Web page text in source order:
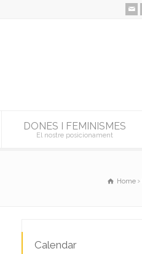
DONES I FEMINISMES
El nostre posicionament
Home
Calendar